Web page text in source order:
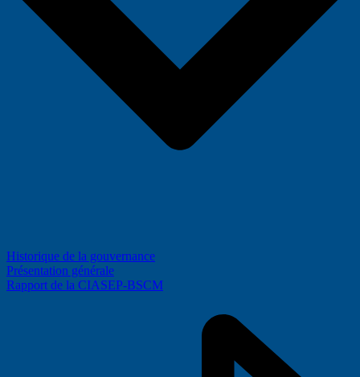
Historique de la gouvernance
Présentation générale
Rapport de la CIASEP-BSCM